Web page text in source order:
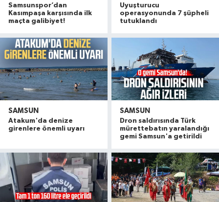
Samsunspor’dan
Kasımpaşa karşısında ilk
maçta galibiyet!
Uyuşturucu
operasyonunda 7 şüpheli
tutuklandı
SAMSUN
Atakum'da denize
girenlere önemli uyarı
SAMSUN
Dron saldırısında Türk
mürettebatın yaralandığı
gemi Samsun'a getirildi